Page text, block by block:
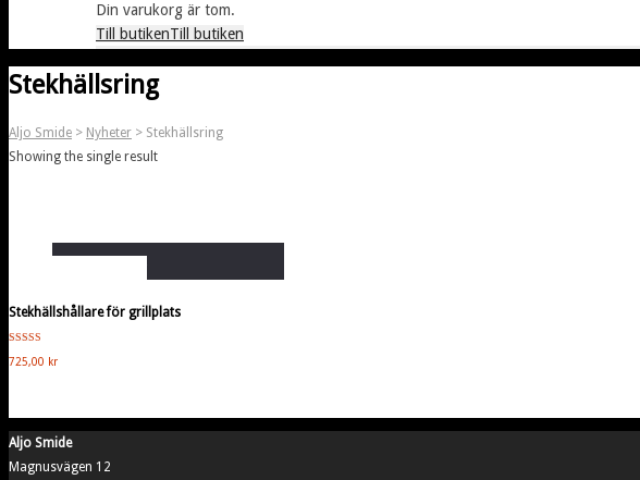
Din varukorg är tom.
Till butikenTill butiken
Stekhällsring
Aljo Smide > Nyheter > Stekhällsring
Showing the single result
Stekhällshållare för grillplats
5.00
725,00 kr
Aljo Smide
Magnusvägen 12